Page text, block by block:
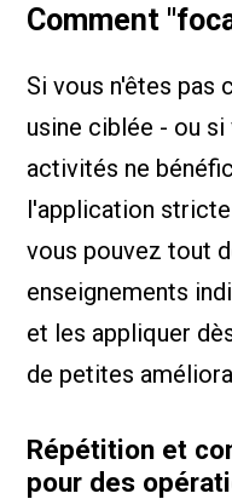
Comment
Si vous n'êtes pas
usine ciblée - ou
activités ne
l'application
vous pouvez tout
enseignements
et les appliquer
de petites
Répétition et
pour des